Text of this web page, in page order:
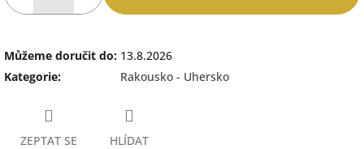
Můžeme doručit do: 13.8.2026
Kategorie: Rakousko - Uhersko
ZEPTAT SE HLÍDAT